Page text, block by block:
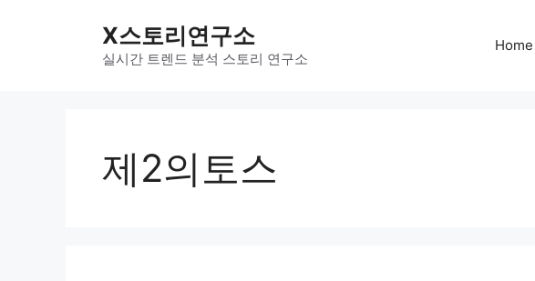
X스토리연구소
실시간 트렌드 분석 스토리 연구소
Home
제2의토스